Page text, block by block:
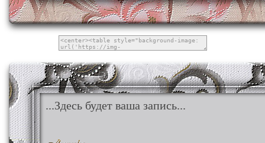
...Здесь будет ваша запись...